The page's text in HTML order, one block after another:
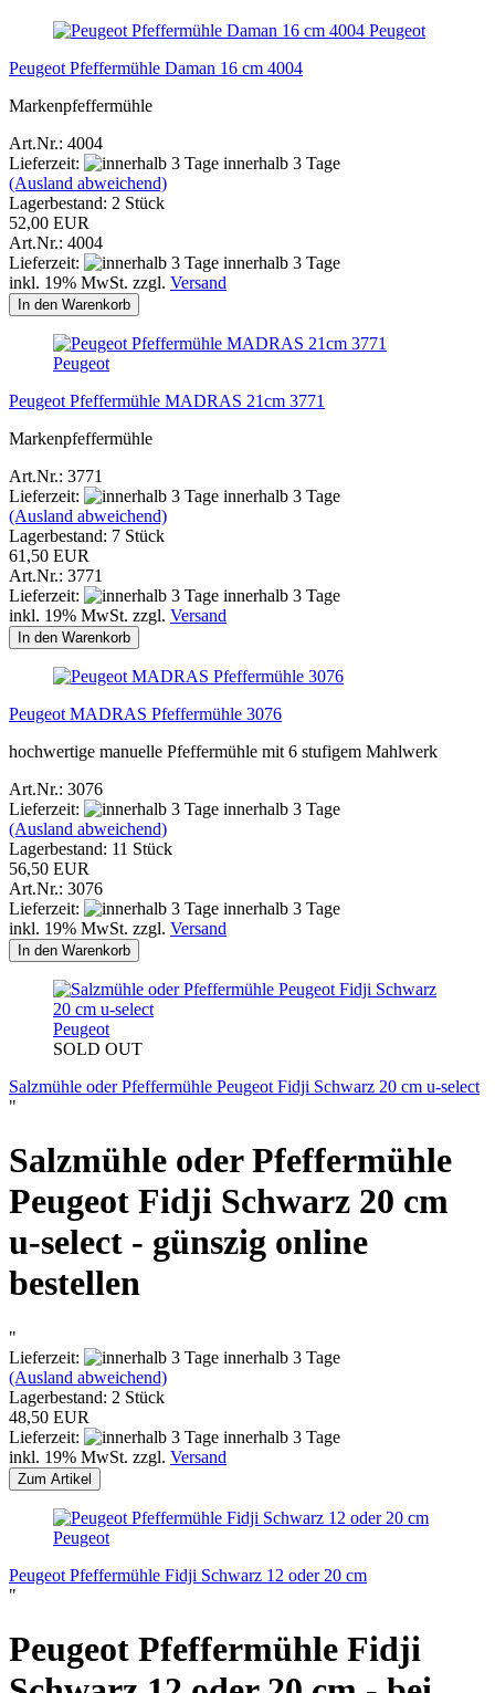
Peugeot
Peugeot Pfeffermühle Daman 16 cm 4004
Markenpfeffermühle
Art.Nr.: 4004
Lieferzeit:
innerhalb 3 Tage
(Ausland abweichend)
Lagerbestand: 2 Stück
52,00 EUR
Art.Nr.: 4004
Lieferzeit:
innerhalb 3 Tage
inkl. 19% MwSt. zzgl. Versand
In den Warenkorb
Peugeot
Peugeot Pfeffermühle MADRAS 21cm 3771
Markenpfeffermühle
Art.Nr.: 3771
Lieferzeit:
innerhalb 3 Tage
(Ausland abweichend)
Lagerbestand: 7 Stück
61,50 EUR
Art.Nr.: 3771
Lieferzeit:
innerhalb 3 Tage
inkl. 19% MwSt. zzgl. Versand
In den Warenkorb
Peugeot MADRAS Pfeffermühle 3076
hochwertige manuelle Pfeffermühle mit 6 stufigem Mahlwerk
Art.Nr.: 3076
Lieferzeit:
innerhalb 3 Tage
(Ausland abweichend)
Lagerbestand: 11 Stück
56,50 EUR
Art.Nr.: 3076
Lieferzeit:
innerhalb 3 Tage
inkl. 19% MwSt. zzgl. Versand
In den Warenkorb
Peugeot
SOLD OUT
Salzmühle oder Pfeffermühle Peugeot Fidji Schwarz 20 cm u-select
"
Salzmühle oder Pfeffermühle
Peugeot Fidji Schwarz 20 cm
u-select - günszig online
bestellen
"
Lieferzeit:
innerhalb 3 Tage
(Ausland abweichend)
Lagerbestand: 2 Stück
48,50 EUR
Lieferzeit:
innerhalb 3 Tage
inkl. 19% MwSt. zzgl. Versand
Zum Artikel
Peugeot
Peugeot Pfeffermühle Fidji Schwarz 12 oder 20 cm
"
Peugeot Pfeffermühle Fidji